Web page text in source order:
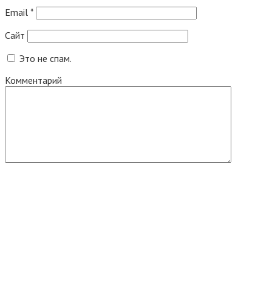
Email *
Сайт
Это не спам.
Комментарий